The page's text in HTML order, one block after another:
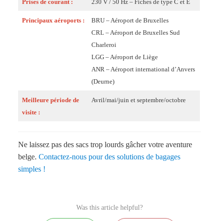
Prises de courant : 230 V / 50 Hz – Fiches de type C et E
Principaux aéroports :
BRU – Aéroport de Bruxelles
CRL – Aéroport de Bruxelles Sud
Charleroi
LGG – Aéroport de Liège
ANR – Aéroport international d’Anvers
(Deurne)
Meilleure période de
visite :
Avril/mai/juin et septembre/octobre
Ne laissez pas des sacs trop lourds gâcher votre aventure
belge.Contactez-nous pour des solutions de bagages
simples !
Was this article helpful?